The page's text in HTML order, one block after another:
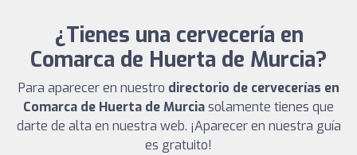
¿Tienes una cervecería en
Comarca de Huerta de Murcia?
Para aparecer en nuestro directorio de cervecerías en
Comarca de Huerta de Murciasolamente tienes que
darte de alta en nuestra web. ¡Aparecer en nuestra guía
es gratuito!